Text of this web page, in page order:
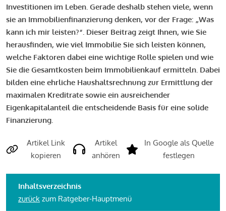
Investitionen im Leben. Gerade deshalb stehen viele, wenn
sie an Immobilienfinanzierung denken, vor der Frage: „Was
kann ich mir leisten?“. Dieser Beitrag zeigt Ihnen, wie Sie
herausfinden, wie viel Immobilie Sie sich leisten können,
welche Faktoren dabei eine wichtige Rolle spielen und wie
Sie die Gesamtkosten beim Immobilienkauf ermitteln. Dabei
bilden eine ehrliche Haushaltsrechnung zur Ermittlung der
maximalen Kreditrate sowie ein ausreichender
Eigenkapitalanteil die entscheidende Basis für eine solide
Finanzierung.
Artikel Link
kopieren
Artikel
anhören
In Google als Quelle
festlegen
Inhaltsverzeichnis
zurück zum Ratgeber-Hauptmenü